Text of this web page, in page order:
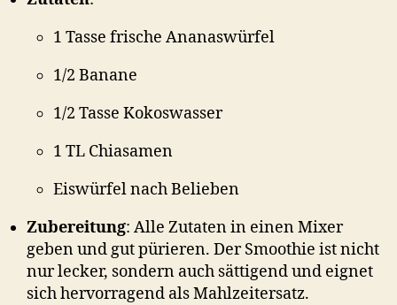
1 Tasse frische Ananaswürfel
1/2 Banane
1/2 Tasse Kokoswasser
1 TL Chiasamen
Eiswürfel nach Belieben
Zubereitung: Alle Zutaten in einen Mixer
geben und gut pürieren. Der Smoothie ist nicht
nur lecker, sondern auch sättigend und eignet
sich hervorragend als Mahlzeitersatz.